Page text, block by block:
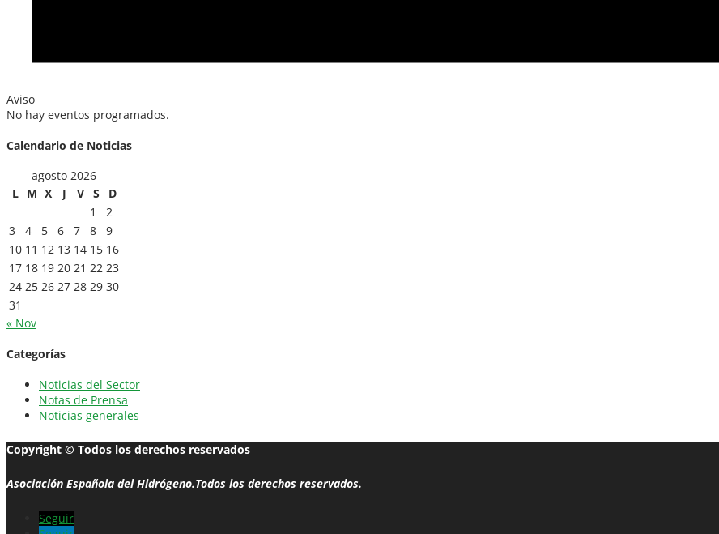
Aviso
No hay eventos programados.
Calendario de Noticias
agosto 2026
L M X J V S
D
1
2
3
4 5 6 7 8
9
10 11 12 13 14 15 16
17 18 19 20 21 22 23
24 25 26 27 28 29 30
31
« Nov
Categorías
Noticias del Sector
Notas de Prensa
Noticias generales
Copyright © Todos los derechos reservados
Asociación Española del Hidrógeno.Todos los derechos reservados.
Seguir